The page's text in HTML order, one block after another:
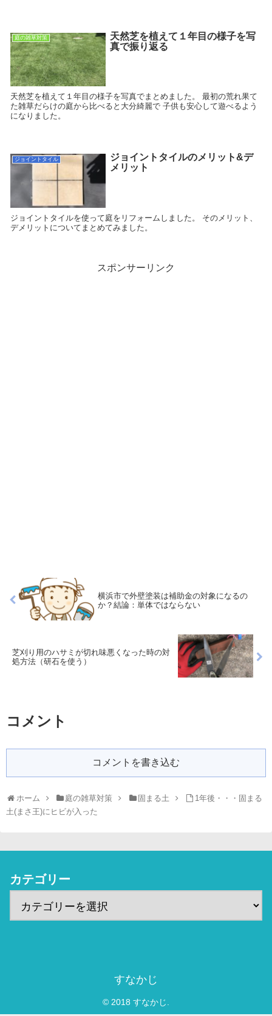
庭の雑草対策
天然芝を植えて１年目の様子を写
真で振り返る
天然芝を植えて１年目の様子を写真でまとめました。 最初の荒れ果て
た雑草だらけの庭から比べると大分綺麗で 子供も安心して遊べるよう
になりました。
ジョイントタイル
ジョイントタイルのメリット&デ
メリット
ジョイントタイルを使って庭をリフォームしました。 そのメリット、
デメリットについてまとめてみました。
スポンサーリンク
横浜市で外壁塗装は補助金の対象になるの
か？結論：単体ではならない
芝刈り用のハサミが切れ味悪くなった時の対
処方法（研石を使う）
コメント
コメントを書き込む
ホーム 庭の雑草対策 固まる土
1年後・・・固まる
土(まさ王)にヒビが入った
カテゴリー
すなかじ
© 2018 すなかじ.